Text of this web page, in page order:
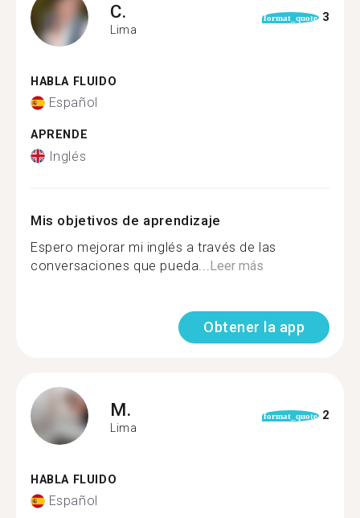
C.
Lima
format_quote 3
HABLA FLUIDO
Español
APRENDE
Inglés
Mis objetivos de aprendizaje
Espero mejorar mi inglés a través de las
conversaciones que pueda... Leer más
Obtener la app
M.
Lima
format_quote 2
HABLA FLUIDO
Español